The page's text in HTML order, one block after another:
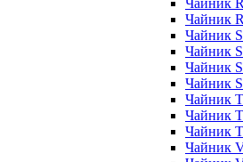
Чайник
Чайник
Чайник
Чайник
Чайник
Чайник
Чайник
Чайник
Чайник
Чайник